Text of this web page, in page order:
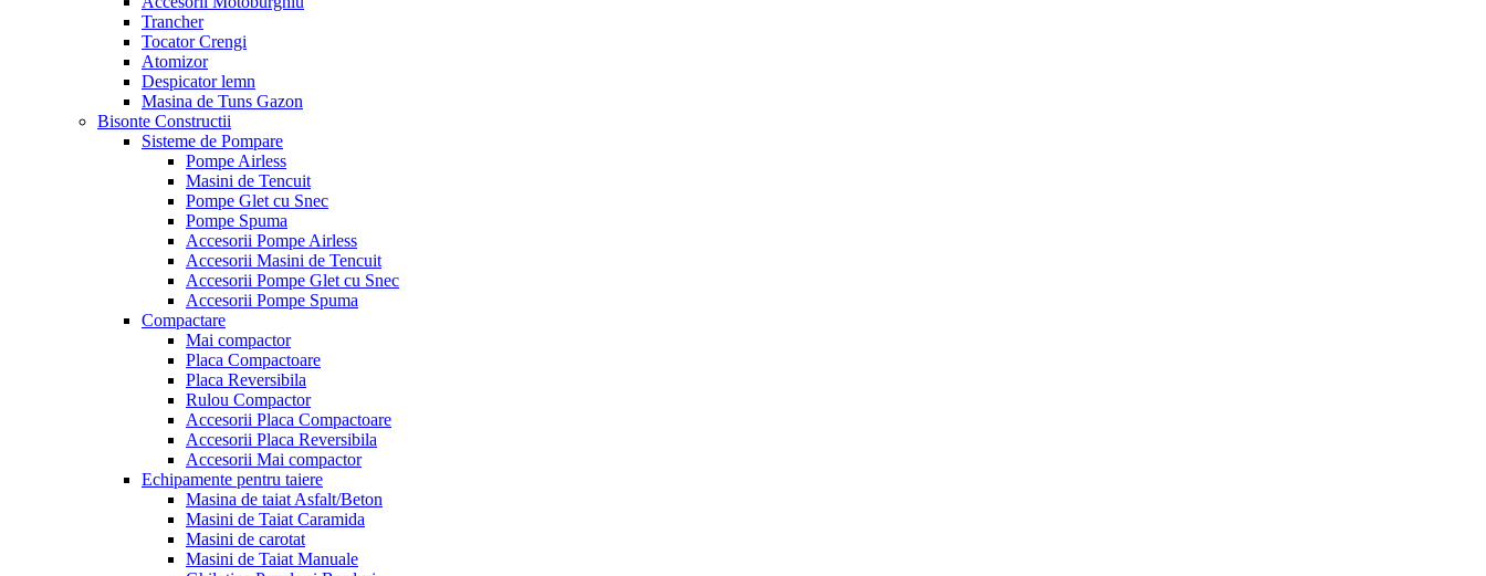
Trancher
Tocator Crengi
Atomizor
Despicator lemn
Masina de Tuns Gazon
Bisonte Constructii
Sisteme de Pompare
Pompe Airless
Masini de Tencuit
Pompe Glet cu Snec
Pompe Spuma
Accesorii Pompe Airless
Accesorii Masini de Tencuit
Accesorii Pompe Glet cu Snec
Accesorii Pompe Spuma
Compactare
Mai compactor
Placa Compactoare
Placa Reversibila
Rulou Compactor
Accesorii Placa Compactoare
Accesorii Placa Reversibila
Accesorii Mai compactor
Echipamente pentru taiere
Masina de taiat Asfalt/Beton
Masini de Taiat Caramida
Masini de carotat
Masini de Taiat Manuale